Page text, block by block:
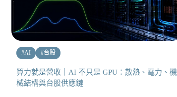
#AI #台股
算力就是營收｜AI 不只是 GPU：散熱、電力、機
械結構與台股供應鏈